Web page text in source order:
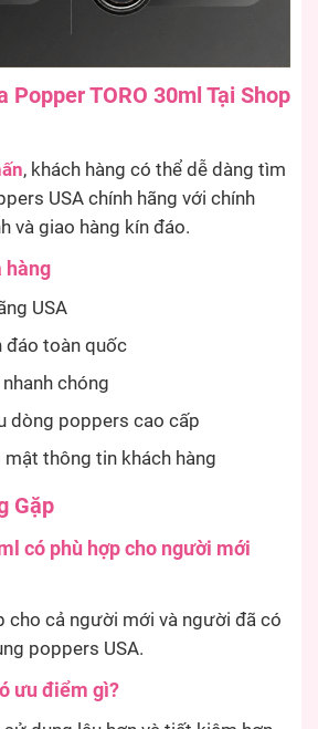
Popper TORO 30ml Tại Shop
, khách hàng có thể dễ dàng tìm
USA chính hãng với chính
và giao hàng kín đáo.
hàng
USA
đáo toàn quốc
chóng
dòng poppers cao cấp
thông tin khách hàng
Gặp
có phù hợp cho người mới
cho cả người mới và người đã có
poppers USA.
ưu điểm gì?